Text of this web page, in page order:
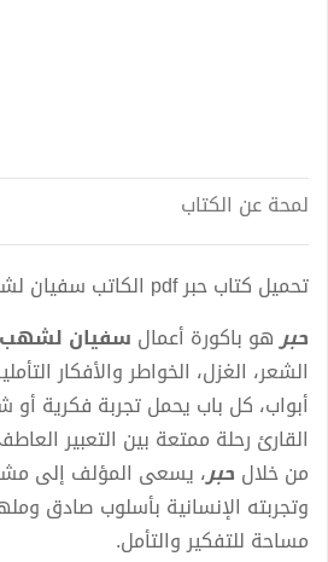
لمحة عن الكتاب
تحميل كتاب حبر pdf الكاتب سفيان لشهب
حبرهو باكورة أعمال سفيان لشهب
الشعر، الغزل، الخواطر والأفكار
أبواب، كل باب يحمل تجربة فكرية أو
القارئ رحلة ممتعة بين التعبير
من خلال حبر، يسعى المؤلف إلى
وتجربته الإنسانية بأسلوب صادق
مساحة للتفكير والتأمل.